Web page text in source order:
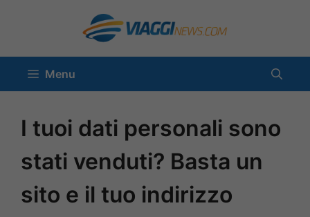
contenuto
Menu
I tuoi dati personali sono
stati venduti? Basta un
sito e il tuo indirizzo